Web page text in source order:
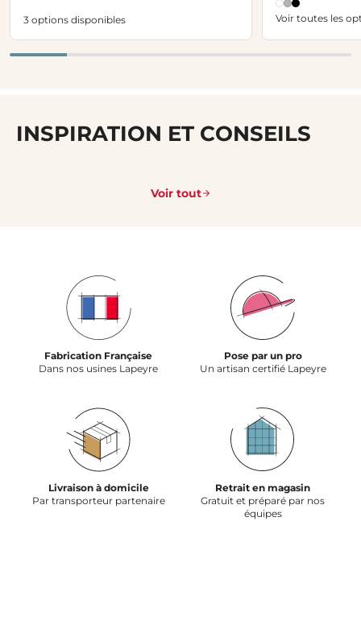
3 options disponibles Voir toutes les
INSPIRATION ET CONSEILS
Voir tout
Fabrication Française
Dans nos usines Lapeyre
Pose par un pro
Un artisan certifié Lapeyre
Livraison à domicile
Par transporteur partenaire
Retrait en magasin
Gratuit et préparé par nos
équipes